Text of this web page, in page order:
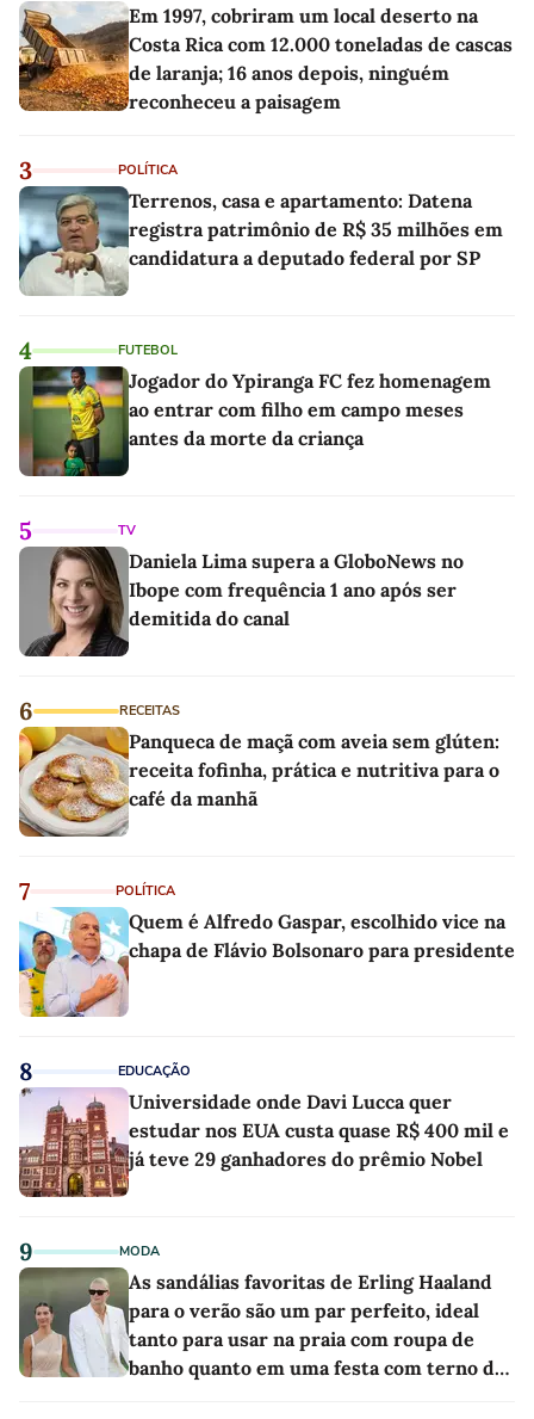
Em 1997, cobriram um local deserto na
Costa Rica com 12.000 toneladas de cascas
de laranja; 16 anos depois, ninguém
reconheceu a paisagem
3 POLÍTICA
Terrenos, casa e apartamento: Datena
registra patrimônio de R$ 35 milhões em
candidatura a deputado federal por SP
4 FUTEBOL
Jogador do Ypiranga FC fez homenagem
ao entrar com filho em campo meses
antes da morte da criança
5 TV
Daniela Lima supera a GloboNews no
Ibope com frequência 1 ano após ser
demitida do canal
6 RECEITAS
Panqueca de maçã com aveia sem glúten:
receita fofinha, prática e nutritiva para o
café da manhã
7 POLÍTICA
Quem é Alfredo Gaspar, escolhido vice na
chapa de Flávio Bolsonaro para presidente
8 EDUCAÇÃO
Universidade onde Davi Lucca quer
estudar nos EUA custa quase R$ 400 mil e
já teve 29 ganhadores do prêmio Nobel
9 MODA
As sandálias favoritas de Erling Haaland
para o verão são um par perfeito, ideal
tanto para usar na praia com roupa de
banho quanto em uma festa com terno de